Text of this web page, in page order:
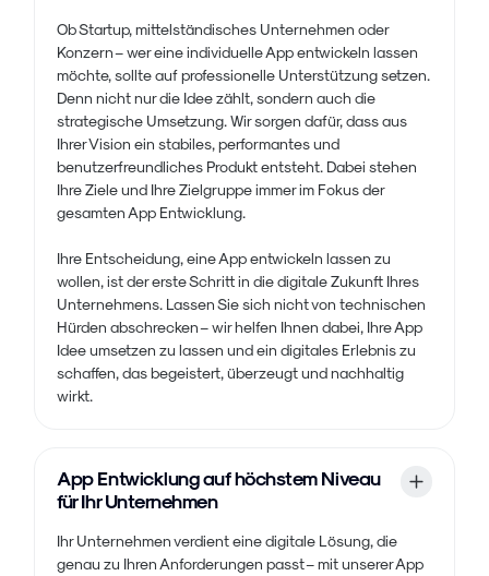
Ob Startup, mittelständisches Unternehmen oder
Konzern – wer eine individuelle App entwickeln lassen
möchte, sollte auf professionelle Unterstützung setzen.
Denn nicht nur die Idee zählt, sondern auch die
strategische Umsetzung. Wir sorgen dafür, dass aus
Ihrer Vision ein stabiles, performantes und
benutzerfreundliches Produkt entsteht. Dabei stehen
Ihre Ziele und Ihre Zielgruppe immer im Fokus der
gesamten App Entwicklung.
Ihre Entscheidung, eine App entwickeln lassen zu
wollen, ist der erste Schritt in die digitale Zukunft Ihres
Unternehmens. Lassen Sie sich nicht von technischen
Hürden abschrecken – wir helfen Ihnen dabei, Ihre App
Idee umsetzen zu lassen und ein digitales Erlebnis zu
schaffen, das begeistert, überzeugt und nachhaltig
wirkt.
App Entwicklung auf höchstem Niveau
für Ihr Unternehmen
Ihr Unternehmen verdient eine digitale Lösung, die
genau zu Ihren Anforderungen passt – mit unserer App